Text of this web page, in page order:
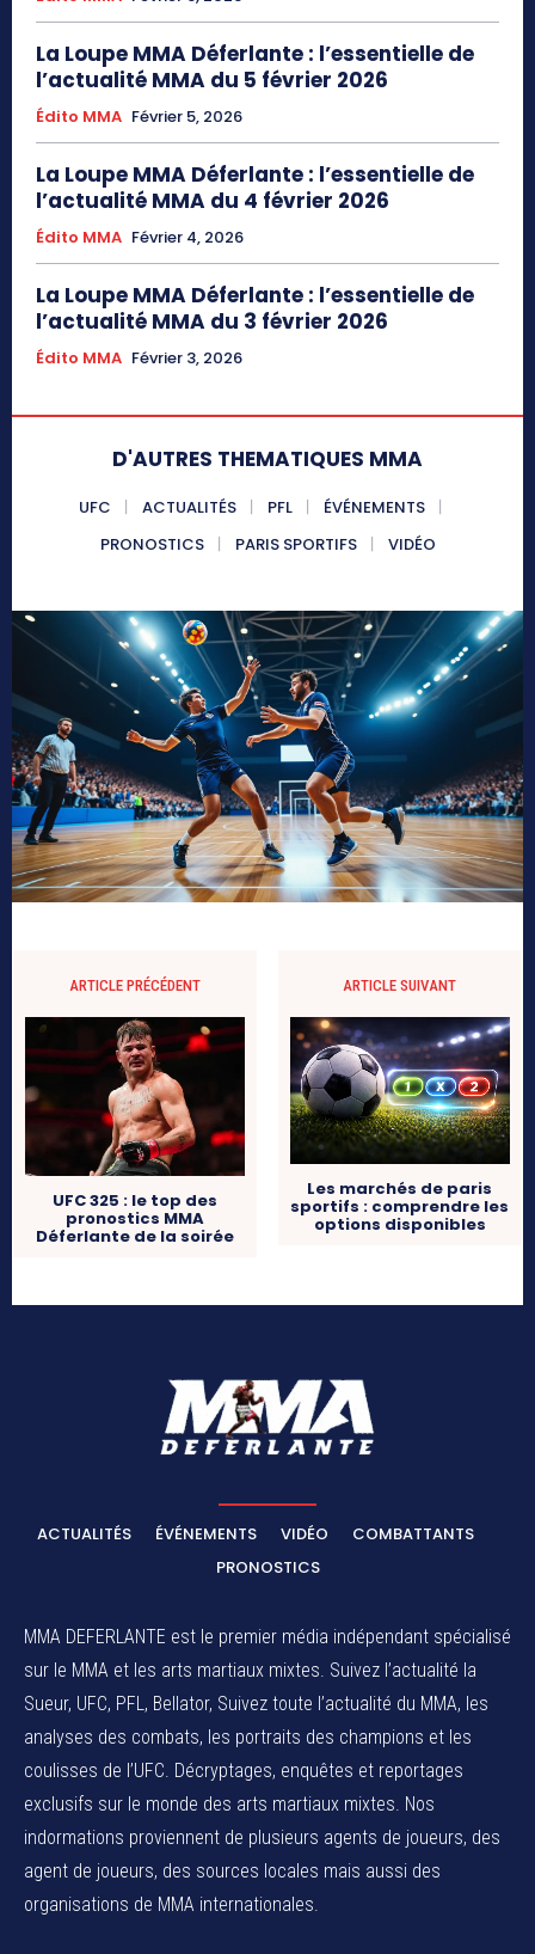
La Loupe MMA Déferlante : l’essentielle de
l’actualité MMA du 5 février 2026
Édito MMA Février 5, 2026
La Loupe MMA Déferlante : l’essentielle de
l’actualité MMA du 4 février 2026
Édito MMA Février 4, 2026
La Loupe MMA Déferlante : l’essentielle de
l’actualité MMA du 3 février 2026
Édito MMA Février 3, 2026
D'AUTRES THEMATIQUES MMA
UFC ACTUALITÉS PFL
ÉVÉNEMENTS
PRONOSTICS
PARIS SPORTIFS VIDÉO
ARTICLE PRÉCÉDENT
UFC 325 : le top des
pronostics MMA
Déferlante de la soirée
ARTICLE SUIVANT
Les marchés de paris
sportifs : comprendre les
options disponibles
ACTUALITÉS ÉVÉNEMENTS VIDÉO
COMBATTANTS
PRONOSTICS
MMA DEFERLANTE est le premier média indépendant spécialisé
sur le MMA et les arts martiaux mixtes. Suivez l’actualité la
Sueur, UFC, PFL, Bellator, Suivez toute l’actualité du MMA, les
analyses des combats, les portraits des champions et les
coulisses de l’UFC. Décryptages, enquêtes et reportages
exclusifs sur le monde des arts martiaux mixtes. Nos
indormations proviennent de plusieurs agents de joueurs, des
agent de joueurs, des sources locales mais aussi des
organisations de MMA internationales.